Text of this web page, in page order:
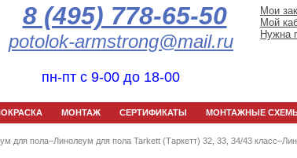
8 (495) 778-65-50
potolok-armstrong@mail.ru
пн-пт с 9-00 до 18-00
МОНТАЖ СЕРТИФИКАТЫ МОНТАЖНЫЕ
Мои
Мой
Нужна
для пола–Линолеум для пола Tarkett (Таркетт) 32, 33, 34/43 класс–